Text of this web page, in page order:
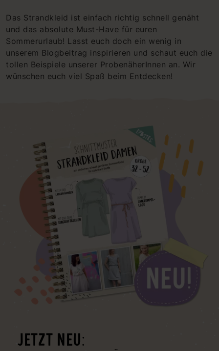
Das Strandkleid ist einfach richtig schnell genäht
und das absolute Must-Have für euren
Sommerurlaub! Lasst euch doch ein wenig in
unserem Blogbeitrag inspirieren und schaut euch die
tollen Beispiele unserer ProbenäherInnen an. Wir
wünschen euch viel Spaß beim Entdecken!
JETZT NEU: